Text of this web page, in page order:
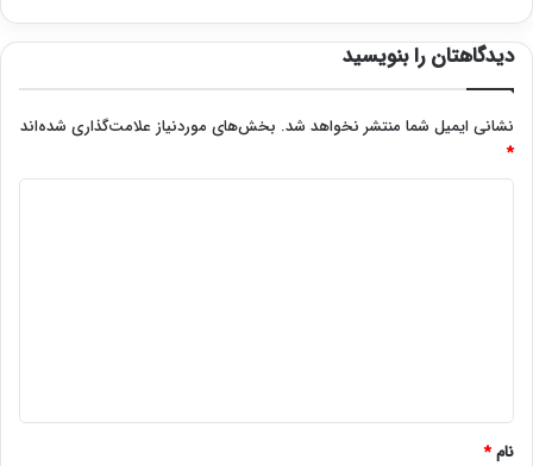
دیدگاهتان را بنویسید
نشانی ایمیل شما منتشر نخواهد شد. بخش‌های موردنیاز علامت‌گذاری شده‌اند
*
نام*